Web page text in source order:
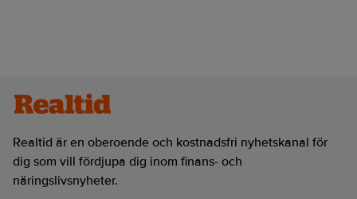
Realtid är en oberoende och kostnadsfri nyhetskanal för
dig som vill fördjupa dig inom finans- och
näringslivsnyheter.